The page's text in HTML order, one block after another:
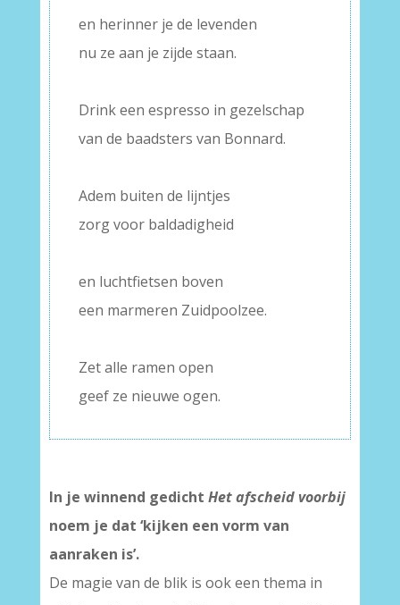
en herinner je de levenden
nu ze aan je zijde staan.
Drink een espresso in gezelschap
van de baadsters van Bonnard.
Adem buiten de lijntjes
zorg voor baldadigheid
en luchtfietsen boven
een marmeren Zuidpoolzee.
Zet alle ramen open
geef ze nieuwe ogen.
In je winnend gedicht Het afscheid voorbij
noem je dat ‘kijken een vorm van
aanraken is’.
De magie van de blik is ook een thema in